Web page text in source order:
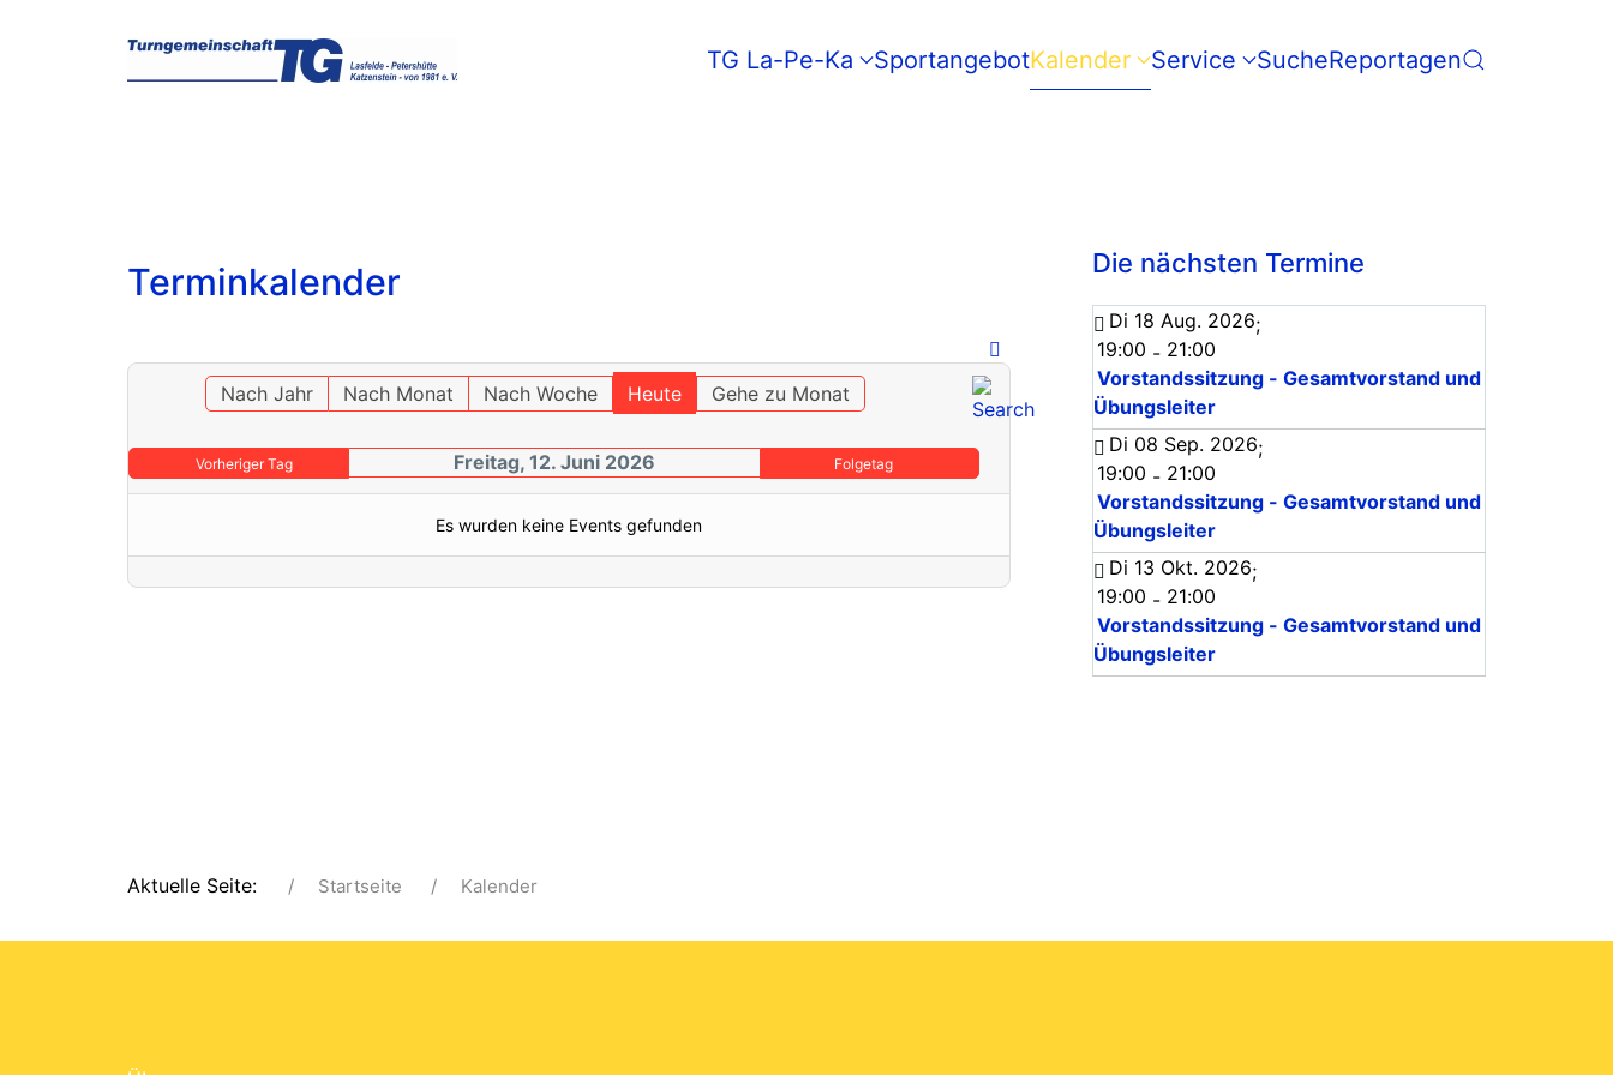
TG La-Pe-Ka SportangebotKalender Service SucheReportagen
Terminkalender
Nach Jahr Nach Monat Nach Woche Heute Gehe zu Monat
Vorheriger Tag Freitag, 12. Juni 2026 Folgetag
Es wurden keine Events gefunden
Die nächsten Termine
Di 18 Aug. 2026;
19:00 - 21:00
Vorstandssitzung - Gesamtvorstand und
Übungsleiter
Di 08 Sep. 2026;
19:00 - 21:00
Vorstandssitzung - Gesamtvorstand und
Übungsleiter
Di 13 Okt. 2026;
19:00 - 21:00
Vorstandssitzung - Gesamtvorstand und
Übungsleiter
Aktuelle Seite: Startseite Kalender